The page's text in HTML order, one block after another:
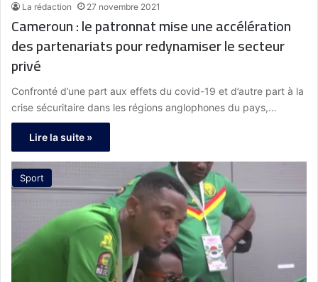
La rédaction 27 novembre 2021
Cameroun : le patronnat mise une accélération
des partenariats pour redynamiser le secteur
privé
Confronté d’une part aux effets du covid-19 et d’autre part à la
crise sécuritaire dans les régions anglophones du pays,…
Lire la suite »
Sport